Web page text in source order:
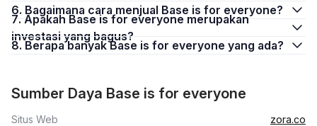
6. Bagaimana cara menjual Base is for everyone?
7. Apakah Base is for everyone merupakan
investasi yang bagus?
8. Berapa banyak Base is for everyone yang ada?
Sumber Daya Base is for everyone
Situs Web
zora.co